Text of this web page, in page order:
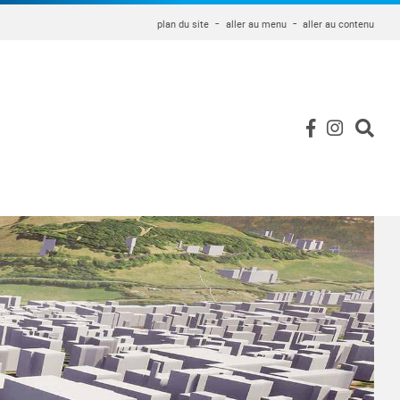
plan du site aller au menu aller au contenu